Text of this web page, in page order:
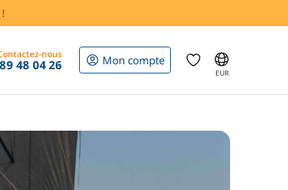
nous
48 04 26 Mon compte
EUR